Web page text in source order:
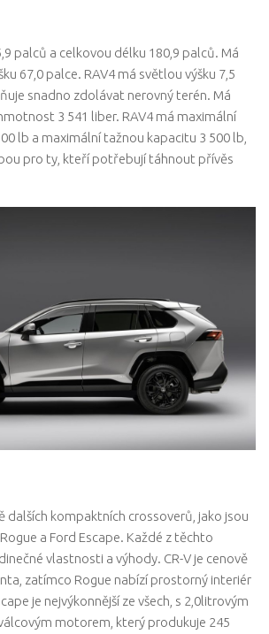
palců a celkovou délku 180,9 palců. Má
67,0 palce. RAV4 má světlou výšku 7,5
snadno zdolávat nerovný terén. Má
3 541 liber. RAV4 má maximální
lb a maximální tažnou kapacitu 3 500 lb,
pro ty, kteří potřebují táhnout přívěs
dalších kompaktních crossoverů, jako jsou
a Ford Escape. Každé z těchto
vlastnosti a výhody. CR-V je cenově
zatímco Rogue nabízí prostorný interiér
je nejvýkonnější ze všech, s 2,0litrovým
motorem, který produkuje 245